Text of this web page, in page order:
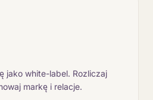
jako white-label. Rozliczaj
markę i relacje.